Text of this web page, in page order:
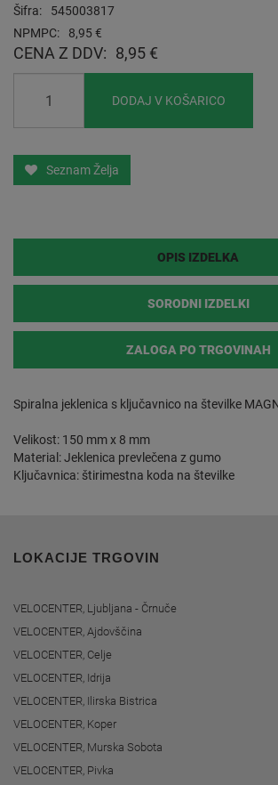
Šifra:
545003817
NPMPC:
8,95 €
CENA Z DDV: 8,95 €
DODAJ V KOŠARICO
Seznam Želja
OPIS IZDELKA
SORODNI IZDELKI
ZALOGA PO TRGOVINAH
Spiralna jeklenica s ključavnico na številke
Velikost: 150 mm x 8 mm
Material: Jeklenica prevlečena z gumo
Ključavnica: štirimestna koda na številke
LOKACIJE TRGOVIN
VELOCENTER, Ljubljana - Črnuče
VELOCENTER, Ajdovščina
VELOCENTER, Celje
VELOCENTER, Idrija
VELOCENTER, Ilirska Bistrica
VELOCENTER, Koper
VELOCENTER, Murska Sobota
VELOCENTER, Pivka